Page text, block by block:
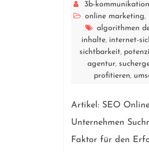
3b-kommunikation
online marketing,
algorithmen
inhalte, internet-
sichtbarkeit,
agentur,
profitieren,
Artikel: SEO
Unternehmen
Faktor für den